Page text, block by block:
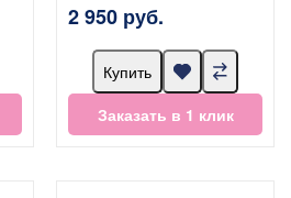
2 950 руб.
Купить
Заказать в 1 клик